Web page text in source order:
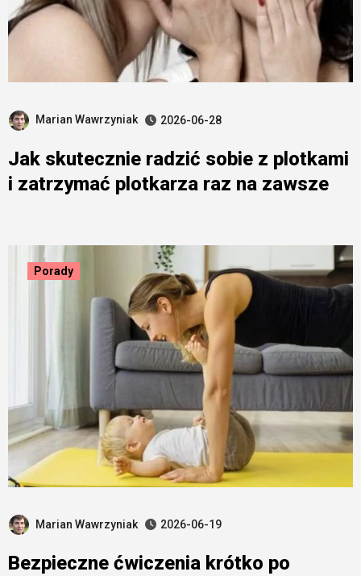
Marian Wawrzyniak 2026-06-28
Jak skutecznie radzić sobie z plotkami
i zatrzymać plotkarza raz na zawsze
Porady
Marian Wawrzyniak 2026-06-19
Bezpieczne ćwiczenia krótko po